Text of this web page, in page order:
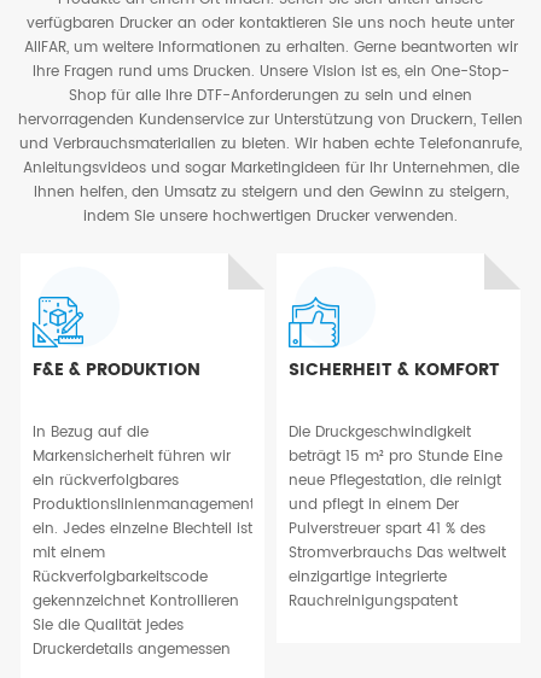
verfügbaren Drucker an oder kontaktieren Sie uns noch heute unter
AIIFAR, um weitere Informationen zu erhalten. Gerne beantworten wir
Ihre Fragen rund ums Drucken. Unsere Vision ist es, ein One-Stop-
Shop für alle Ihre DTF-Anforderungen zu sein und einen
hervorragenden Kundenservice zur Unterstützung von Druckern, Teilen
und Verbrauchsmaterialien zu bieten. Wir haben echte Telefonanrufe,
Anleitungsvideos und sogar Marketingideen für Ihr Unternehmen, die
Ihnen helfen, den Umsatz zu steigern und den Gewinn zu steigern,
indem Sie unsere hochwertigen Drucker verwenden.
F&E & PRODUKTION
In Bezug auf die
Markensicherheit führen wir
ein rückverfolgbares
Produktionslinienmanagement
ein. Jedes einzelne Blechteil ist
mit einem
Rückverfolgbarkeitscode
gekennzeichnet Kontrollieren
Sie die Qualität jedes
Druckerdetails angemessen
SICHERHEIT & KOMFORT
Die Druckgeschwindigkeit
beträgt 15 m² pro Stunde Eine
neue Pflegestation, die reinigt
und pflegt in einem Der
Pulverstreuer spart 41 % des
Stromverbrauchs Das weltweit
einzigartige integrierte
Rauchreinigungspatent